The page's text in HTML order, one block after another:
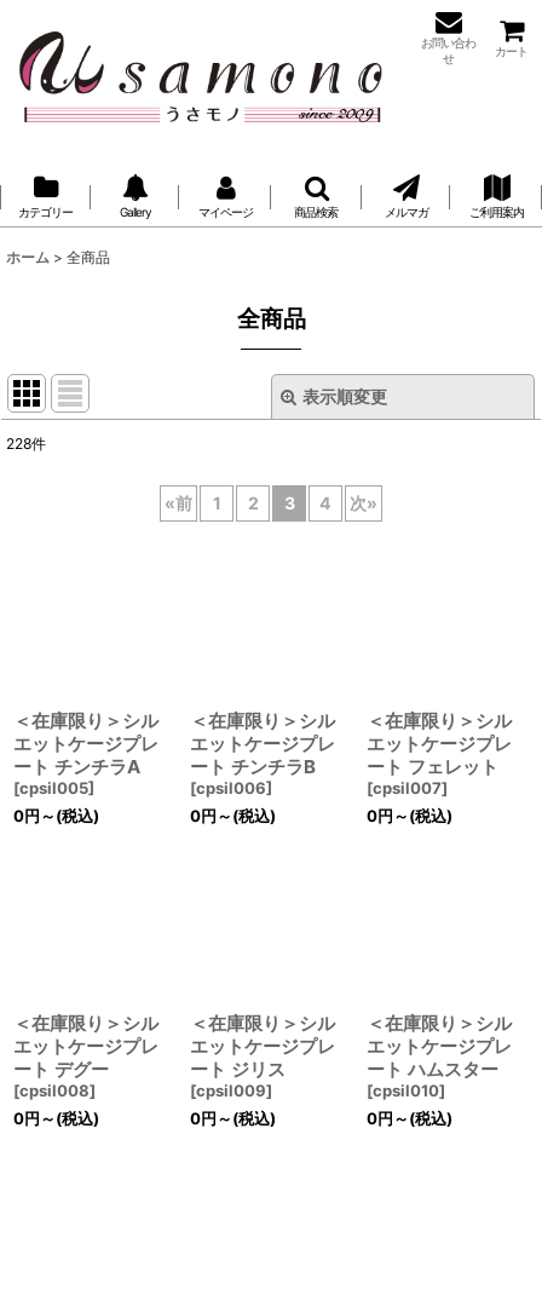
お問い合わ
せ
カート
カテゴリー Gallery マイページ 商品検索 メルマガ ご利用案内
ホーム > 全商品
全商品
表示順変更
228件
«前 1 2 3 4 次»
＜在庫限り＞シル
エットケージプレ
ート チンチラA
[cpsil005]
0円～(税込)
＜在庫限り＞シル
エットケージプレ
ート チンチラB
[cpsil006]
0円～(税込)
＜在庫限り＞シル
エットケージプレ
ート フェレット
[cpsil007]
0円～(税込)
＜在庫限り＞シル
エットケージプレ
ート デグー
[cpsil008]
0円～(税込)
＜在庫限り＞シル
エットケージプレ
ート ジリス
[cpsil009]
0円～(税込)
＜在庫限り＞シル
エットケージプレ
ート ハムスター
[cpsil010]
0円～(税込)